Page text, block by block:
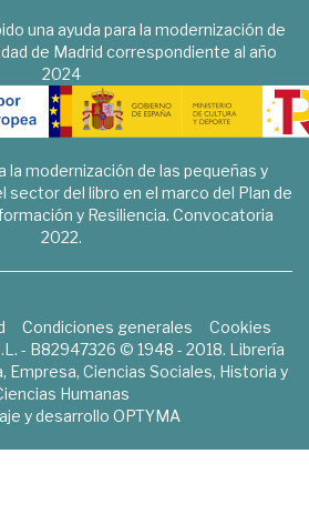
una ayuda para la modernización de
de Madrid correspondiente al año
2024
la modernización de las pequeñas y
sector del libro en el marco del Plan de
y Resiliencia. Convocatoria
2022.
Condiciones generales
Cookies
- B82947326 © 1948 - 2018. Librería
Empresa, Ciencias Sociales, Historia y
Humanas
y desarrollo OPTYMA